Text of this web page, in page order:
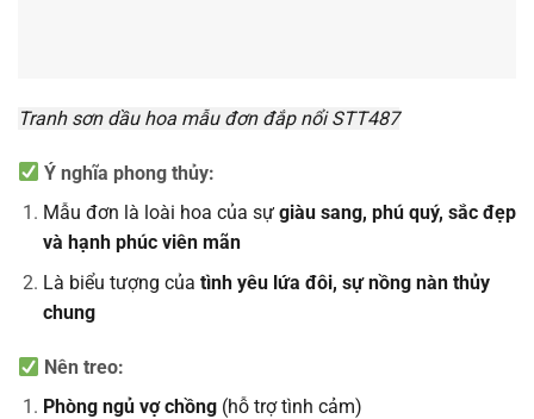
Tranh sơn dầu hoa mẫu đơn đắp nổi STT487
Ý nghĩa phong thủy:
Mẫu đơn là loài hoa của sự giàu sang, phú quý, sắc đẹp
và hạnh phúc viên mãn
Là biểu tượng của tình yêu lứa đôi, sự nồng nàn thủy
chung
Nên treo:
Phòng ngủ vợ chồng(hỗ trợ tình cảm)